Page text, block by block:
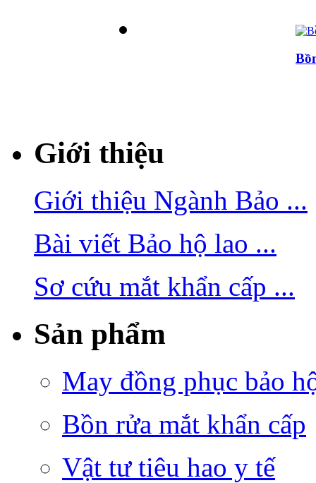
Giới thiệu
Giới thiệu Ngành Bảo ...
Bài viết Bảo hộ lao ...
Sơ cứu mắt khẩn cấp ...
Sản phẩm
May đồng phục bảo
Bồn rửa mắt khẩn cấp
Vật tư tiêu hao y tế